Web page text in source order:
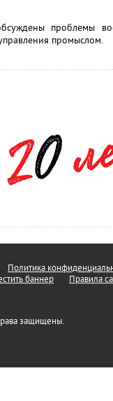
проблемы
промыслом.
Политика
баннер Правила
защищены.